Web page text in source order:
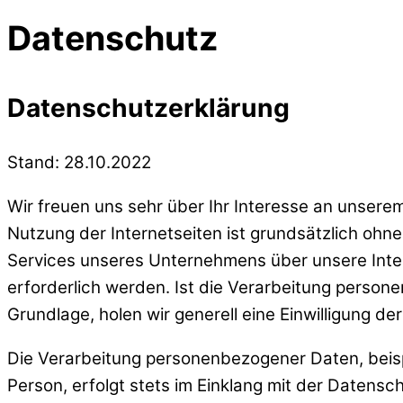
Datenschutz
Datenschutzerklärung
Stand: 28.10.2022
Wir freuen uns sehr über Ihr Interesse an
Nutzung der Internetseiten ist grundsätzlich
Services unseres Unternehmens über unsere
erforderlich werden. Ist die Verarbeitung
Grundlage, holen wir generell eine Einwilligung
Die Verarbeitung personenbezogener Daten,
Person, erfolgt stets im Einklang mit der